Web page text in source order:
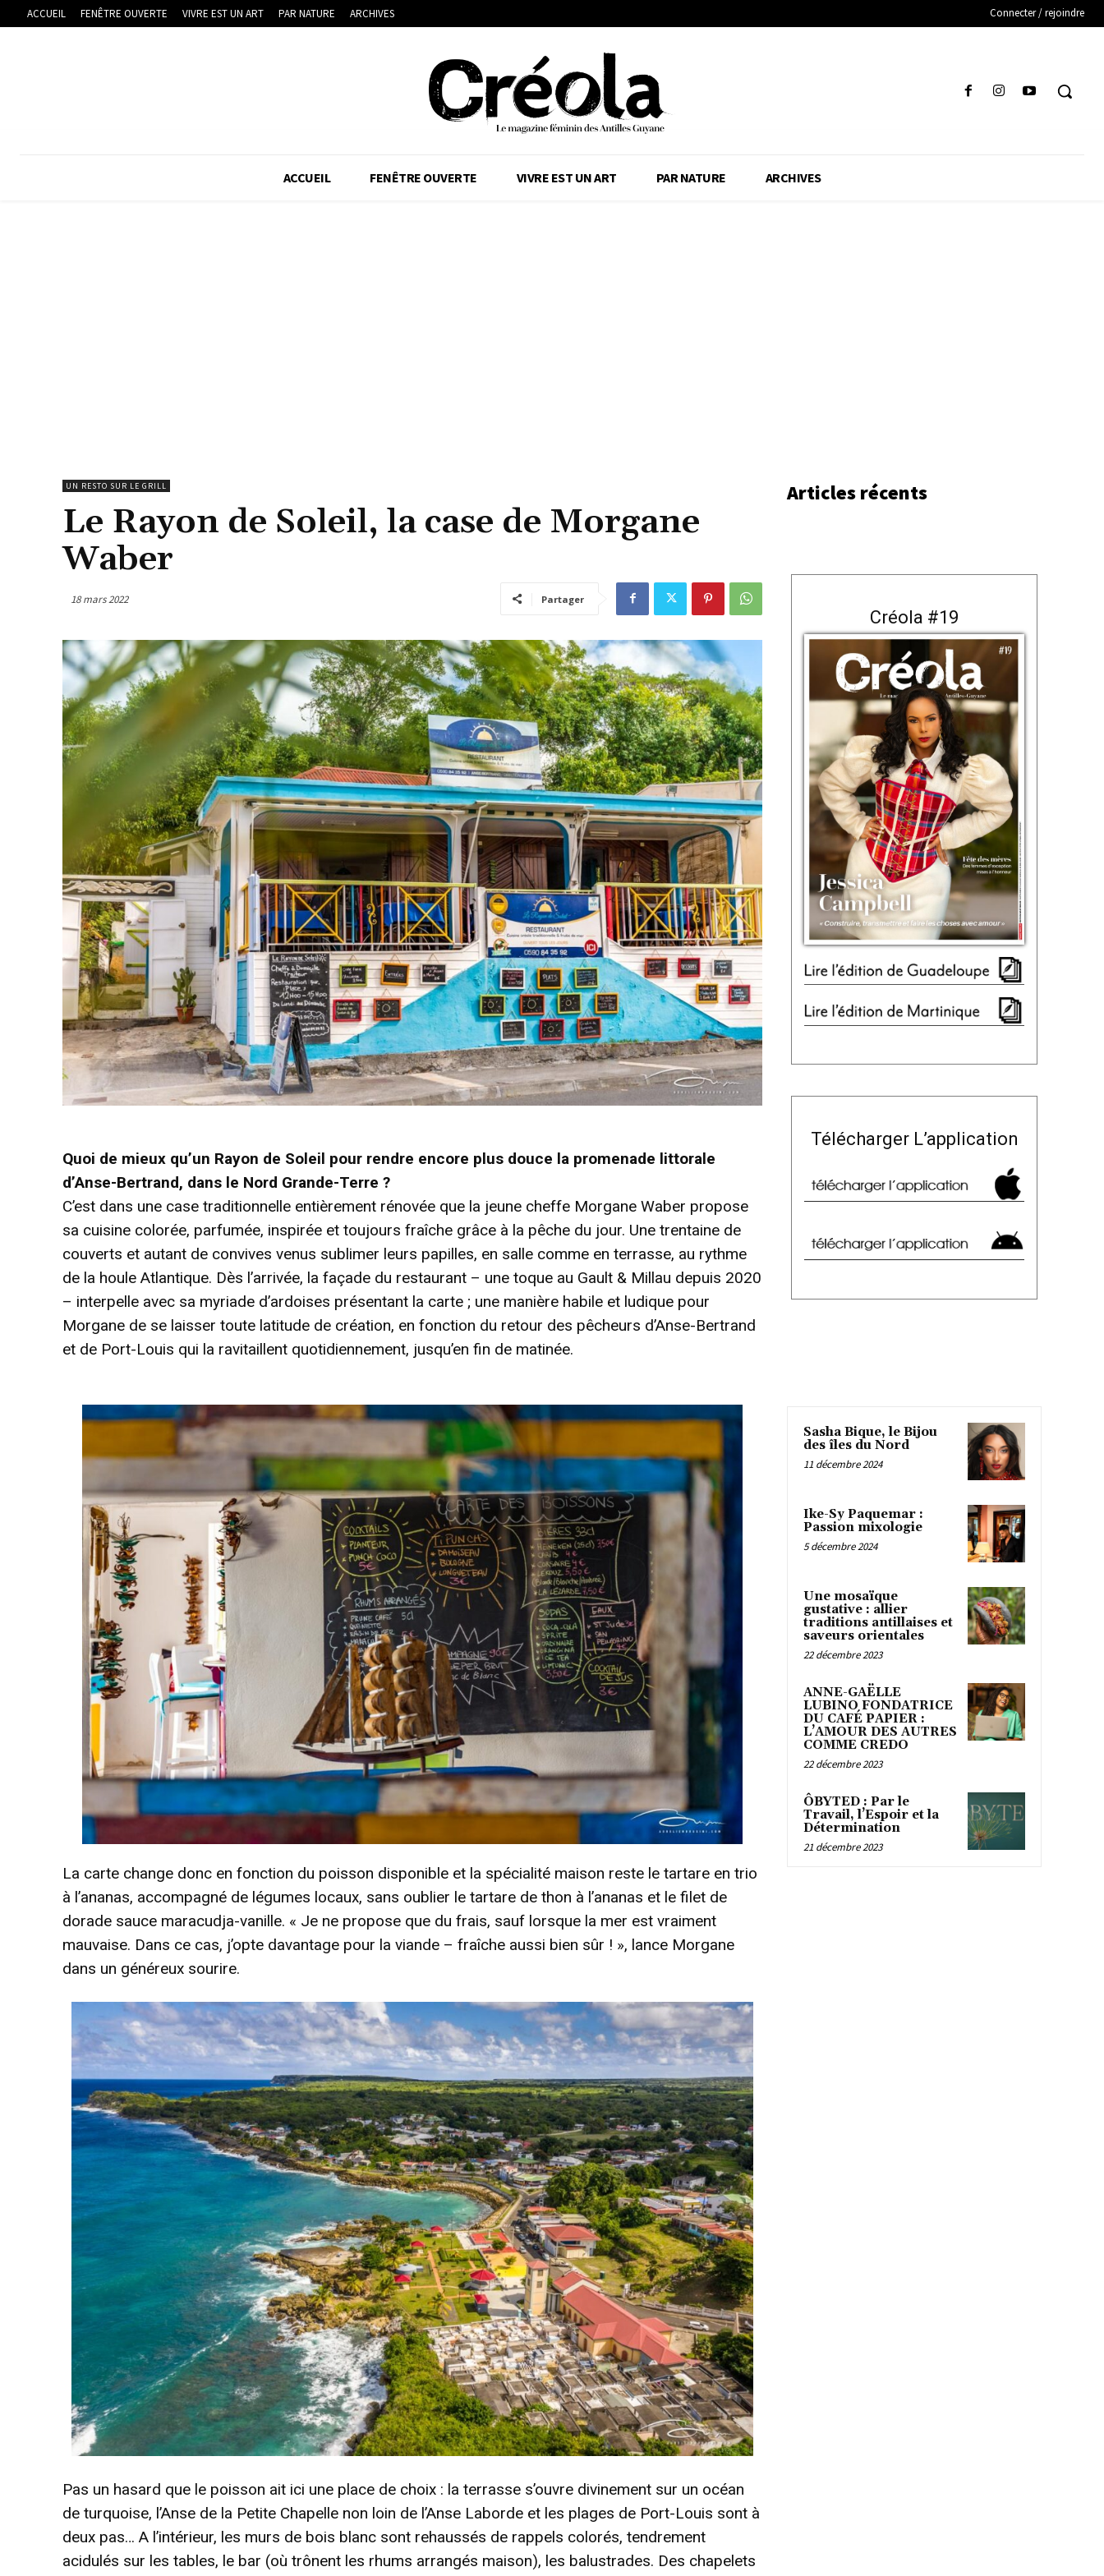
ACCUEIL FENÊTRE OUVERTE VIVRE EST UN ART PAR NATURE ARCHIVES Connecter / rejoindre
ACCUEIL FENÊTRE OUVERTE VIVRE EST UN ART PAR NATURE ARCHIVES
UN RESTO SUR LE GRILL
Le Rayon de Soleil, la case de Morgane
Waber
18 mars 2022 Partager
Quoi de mieux qu’un Rayon de Soleil pour rendre encore plus douce la promenade littorale
d’Anse-Bertrand, dans le Nord Grande-Terre ?
C’est dans une case traditionnelle entièrement rénovée que la jeune cheffe Morgane Waber propose
sa cuisine colorée, parfumée, inspirée et toujours fraîche grâce à la pêche du jour. Une trentaine de
couverts et autant de convives venus sublimer leurs papilles, en salle comme en terrasse, au rythme
de la houle Atlantique. Dès l’arrivée, la façade du restaurant – une toque au Gault & Millau depuis 2020
– interpelle avec sa myriade d’ardoises présentant la carte ; une manière habile et ludique pour
Morgane de se laisser toute latitude de création, en fonction du retour des pêcheurs d’Anse-Bertrand
et de Port-Louis qui la ravitaillent quotidiennement, jusqu’en fin de matinée.
La carte change donc en fonction du poisson disponible et la spécialité maison reste le tartare en trio
à l’ananas, accompagné de légumes locaux, sans oublier le tartare de thon à l’ananas et le filet de
dorade sauce maracudja-vanille. « Je ne propose que du frais, sauf lorsque la mer est vraiment
mauvaise. Dans ce cas, j’opte davantage pour la viande – fraîche aussi bien sûr ! », lance Morgane
dans un généreux sourire.
Pas un hasard que le poisson ait ici une place de choix : la terrasse s’ouvre divinement sur un océan
de turquoise, l’Anse de la Petite Chapelle non loin de l’Anse Laborde et les plages de Port-Louis sont à
deux pas… A l’intérieur, les murs de bois blanc sont rehaussés de rappels colorés, tendrement
acidulés sur les tables, le bar (où trônent les rhums arrangés maison), les balustrades. Des chapelets
Articles récents
Créola #19
Télécharger L’application
Sasha Bique, le Bijou
des îles du Nord
11 décembre 2024
Ike-Sy Paquemar :
Passion mixologie
5 décembre 2024
Une mosaïque
gustative : allier
traditions antillaises et
saveurs orientales
22 décembre 2023
ANNE-GAËLLE
LUBINO FONDATRICE
DU CAFÉ PAPIER :
L’AMOUR DES AUTRES
COMME CREDO
22 décembre 2023
ÔBYTED : Par le
Travail, l’Espoir et la
Détermination
21 décembre 2023